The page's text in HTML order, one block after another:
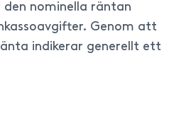
nominella räntan
Genom att
indikerar generellt ett